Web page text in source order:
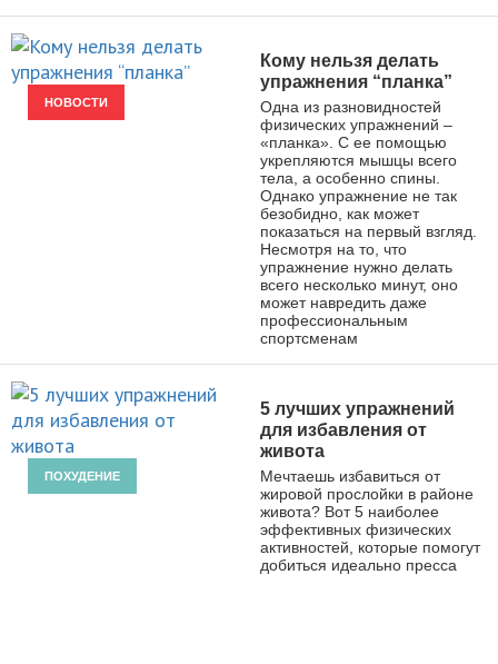
НОВОСТИ
Кому нельзя делать
упражнения “планка”
Одна из разновидностей
физических упражнений –
«планка». С ее помощью
укрепляются мышцы всего
тела, а особенно спины.
Однако упражнение не так
безобидно, как может
показаться на первый взгляд.
Несмотря на то, что
упражнение нужно делать
всего несколько минут, оно
может навредить даже
профессиональным
спортсменам
ПОХУДЕНИЕ
5 лучших упражнений
для избавления от
живота
Мечтаешь избавиться от
жировой прослойки в районе
живота? Вот 5 наиболее
эффективных физических
активностей, которые помогут
добиться идеально пресса